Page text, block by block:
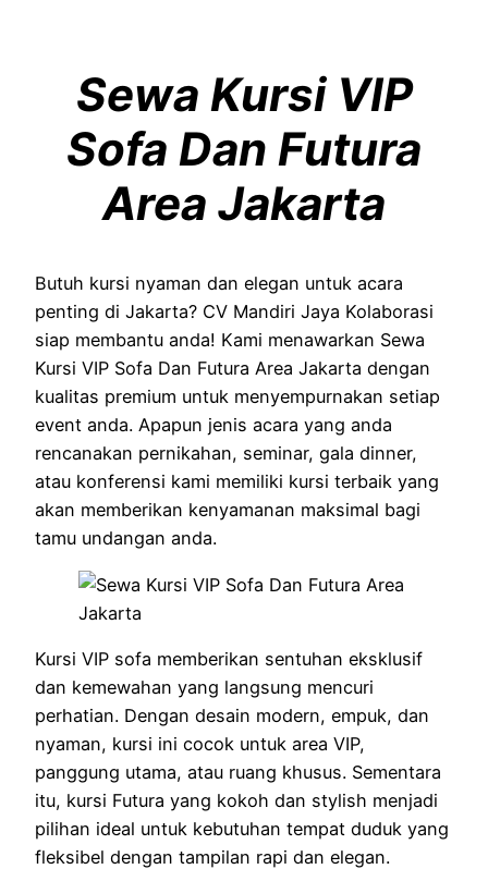
Sewa Kursi VIP
Sofa Dan Futura
Area Jakarta
Butuh kursi nyaman dan elegan untuk acara
penting di Jakarta? CV Mandiri Jaya Kolaborasi
siap membantu anda! Kami menawarkan Sewa
Kursi VIP Sofa Dan Futura Area Jakarta dengan
kualitas premium untuk menyempurnakan setiap
event anda. Apapun jenis acara yang anda
rencanakan pernikahan, seminar, gala dinner,
atau konferensi kami memiliki kursi terbaik yang
akan memberikan kenyamanan maksimal bagi
tamu undangan anda.
Kursi VIP sofa memberikan sentuhan eksklusif
dan kemewahan yang langsung mencuri
perhatian. Dengan desain modern, empuk, dan
nyaman, kursi ini cocok untuk area VIP,
panggung utama, atau ruang khusus. Sementara
itu, kursi Futura yang kokoh dan stylish menjadi
pilihan ideal untuk kebutuhan tempat duduk yang
fleksibel dengan tampilan rapi dan elegan.